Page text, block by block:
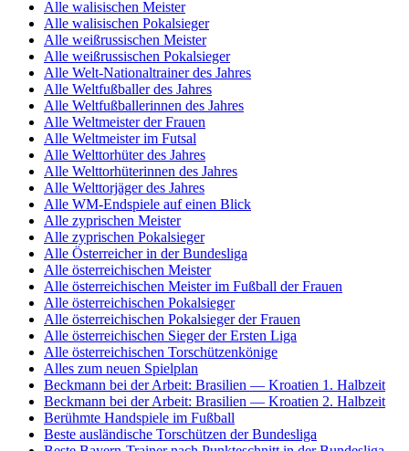
Alle walisischen Meister
Alle walisischen Pokalsieger
Alle weißrussischen Meister
Alle weißrussischen Pokalsieger
Alle Welt-Nationaltrainer des Jahres
Alle Weltfußballer des Jahres
Alle Weltfußballerinnen des Jahres
Alle Weltmeister der Frauen
Alle Weltmeister im Futsal
Alle Welttorhüter des Jahres
Alle Welttorhüterinnen des Jahres
Alle Welttorjäger des Jahres
Alle WM-Endspiele auf einen Blick
Alle zyprischen Meister
Alle zyprischen Pokalsieger
Alle Österreicher in der Bundesliga
Alle österreichischen Meister
Alle österreichischen Meister im Fußball der Frauen
Alle österreichischen Pokalsieger
Alle österreichischen Pokalsieger der Frauen
Alle österreichischen Sieger der Ersten Liga
Alle österreichischen Torschützenkönige
Alles zum neuen Spielplan
Beckmann bei der Arbeit: Brasilien — Kroatien 1. Halbzeit
Beckmann bei der Arbeit: Brasilien — Kroatien 2. Halbzeit
Berühmte Handspiele im Fußball
Beste ausländische Torschützen der Bundesliga